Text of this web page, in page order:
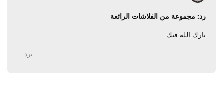
رد: مجموعة من الفلاشات الرائعة
بارك الله فيك
يرد